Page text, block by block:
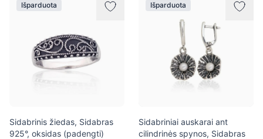
Išparduota
Sidabrinis žiedas, Sidabras
925°, oksidas (padengti)
Išparduota
Sidabriniai auskarai ant
cilindrinės spynos, Sidabras